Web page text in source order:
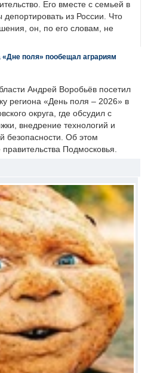
Его вместе с семьей в
из России. Что
он, по его словам, не
«Дне поля» пообещал аграриям
Андрей Воробьёв посетил
региона «День поля – 2026» в
округа, где обсудил с
внедрение технологий и
безопасности. Об этом
Подмосковья.